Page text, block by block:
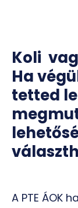
Koli
Ha
tetted
A PTE ÁOK